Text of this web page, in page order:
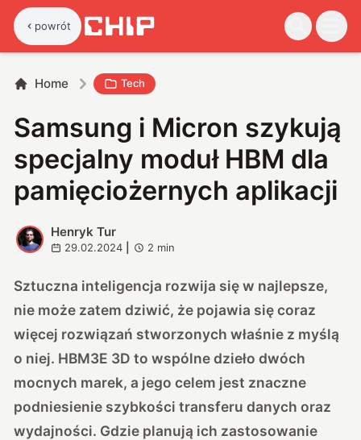
powrót
Home Tech
Samsung i Micron szykują
specjalny moduł HBM dla
pamięciożernych aplikacji
H
Henryk Tur
29.02.2024 2 min
Sztuczna inteligencja rozwija się w najlepsze,
nie może zatem dziwić, że pojawia się coraz
więcej rozwiązań stworzonych właśnie z myślą
o niej. HBM3E 3D to wspólne dzieło dwóch
mocnych marek, a jego celem jest znaczne
podniesienie szybkości transferu danych oraz
wydajności. Gdzie planują ich zastosowanie